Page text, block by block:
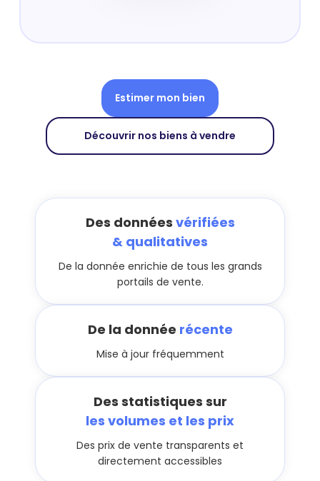
Estimer mon bien
Découvrir nos biens à vendre
Des données vérifiées
& qualitatives
De la donnée enrichie de tous les grands
portails de vente.
De la donnée récente
Mise à jour fréquemment
Des statistiques sur
les volumes et les prix
Des prix de vente transparents et
directement accessibles